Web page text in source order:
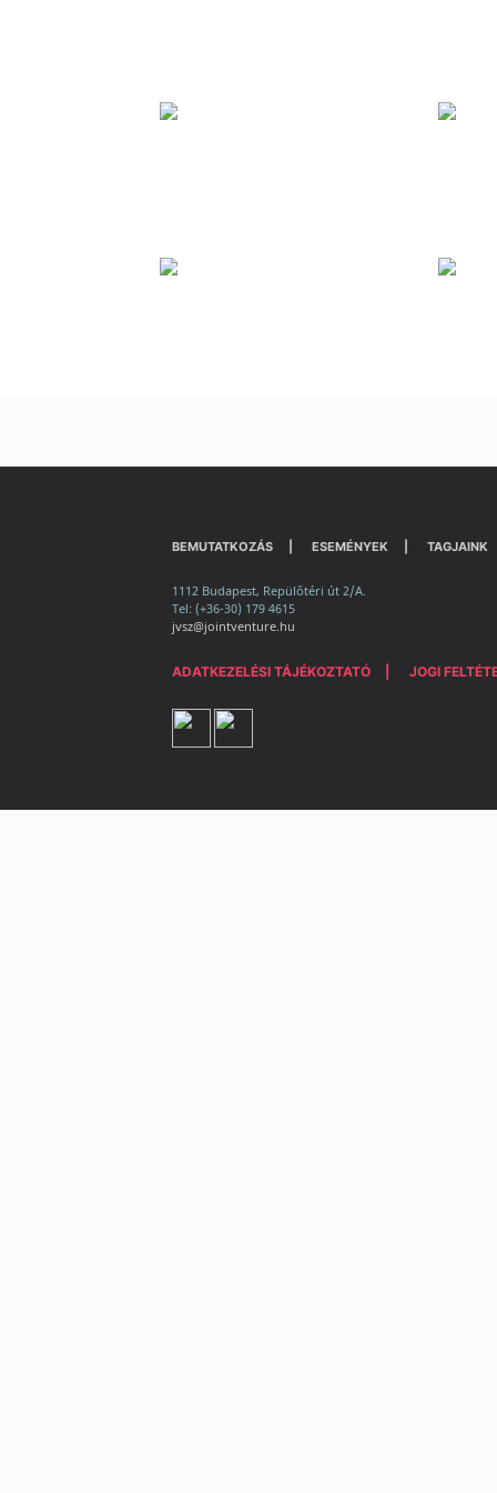
BEMUTATKOZÁS ESEMÉNYEK TAGJAINK
1112 Budapest, Repülőtéri út 2/A.
Tel: (+36-30) 179 4615
jvsz@jointventure.hu
ADATKEZELÉSI TÁJÉKOZTATÓ JOGI